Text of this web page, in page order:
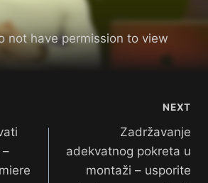
not have permission to view
NEXT
Zadržavanje
adekvatnog pokreta u
montaži – usporite